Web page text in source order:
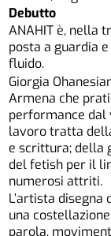
Debutto
ANAHIT è, nella
posta a guardia
fluido.
Giorgia
Armena che
performance dal
lavoro tratta
e scrittura; della
del fetish per il
numerosi attriti.
L’artista disegna
una
parola,